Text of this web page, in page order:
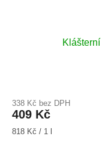
338 Kč bez DPH
409 Kč
Měrná
818 Kč / 1 l